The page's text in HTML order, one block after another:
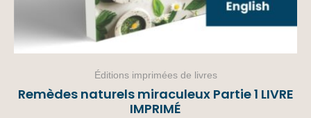
Éditions imprimées de livres
Remèdes naturels miraculeux Partie 1 LIVRE
IMPRIMÉ